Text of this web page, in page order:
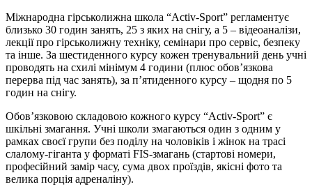
Міжнародна гірськолижна школа “Activ-Sport” регламентує
близько 30 годин занять, 25 з яких на снігу, а 5 – відеоаналізи,
лекції про гірськолижну техніку, семінари про сервіс, безпеку
та інше. За шестиденного курсу кожен тренувальний день учні
проводять на схилі мінімум 4 години (плюс обов’язкова
перерва під час занять), за п’ятиденного курсу – щодня по 5
годин на снігу.
Обов’язковою складовою кожного курсу “Activ-Sport” є
шкільні змагання. Учні школи змагаються один з одним у
рамках своєї групи без поділу на чоловіків і жінок на трасі
слалому-гіганта у форматі FIS-змагань (стартові номери,
професійний замір часу, сума двох проїздів, якісні фото та
велика порція адреналіну).